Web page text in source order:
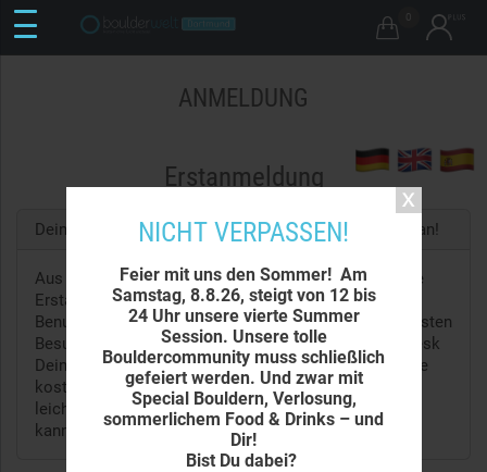
NICHT VERPASSEN!
Feier mit uns den Sommer! Am
Samstag, 8.8.26, steigt von 12 bis
24 Uhr unsere vierte Summer
Session. Unsere tolle
Bouldercommunity muss schließlich
gefeiert werden. Und zwar mit
Special Bouldern, Verlosung,
sommerlichem Food & Drinks – und
Dir!
Bist Du dabei?
 0
ANMELDUNG
Erstanmeldung
Dein erstes Mal in der Boulderwelt? Melde Dich jetzt an!
Aus rechtlichen Gründen benötigen wir eine einmalige
Erstanmeldung von jedem Besucher, bei der Du die
Benutzerordnung der Halle akzeptierst. Bei Deinem ersten
Besuch vor Ort bestätigst Du an unserem Check-in-Desk
Deine Daten mit Deiner Unterschrift und erhältst Deine
kostenlose Kundenkarte, mit der Du in Zukunft ganz
leicht und schnell in allen Boulderwelten einchecken
kannst.